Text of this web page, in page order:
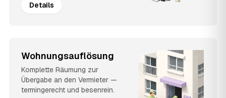
Details
Wohnungsauflösung
Komplette Räumung zur
Übergabe an den Vermieter —
termingerecht und besenrein.